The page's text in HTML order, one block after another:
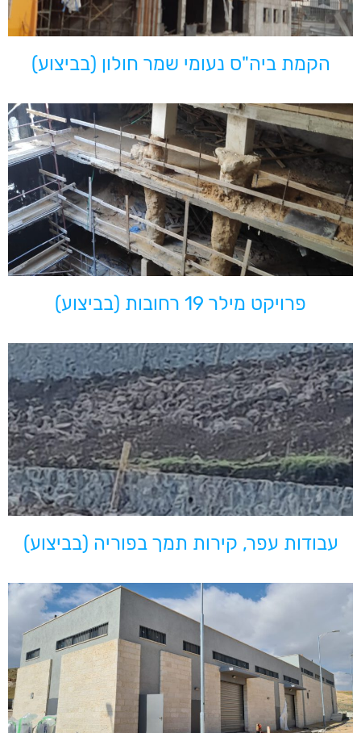
הקמת ביה"ס נעומי שמר חולון (בביצוע)
פרויקט מילר 19 רחובות (בביצוע)
עבודות עפר, קירות תמך בפוריה (בביצוע)